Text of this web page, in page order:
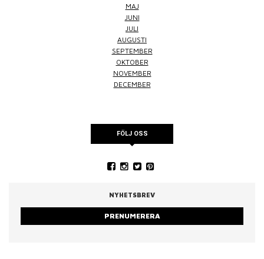
MAJ
JUNI
JULI
AUGUSTI
SEPTEMBER
OKTOBER
NOVEMBER
DECEMBER
FÖLJ OSS
NYHETSBREV
PRENUMERERA